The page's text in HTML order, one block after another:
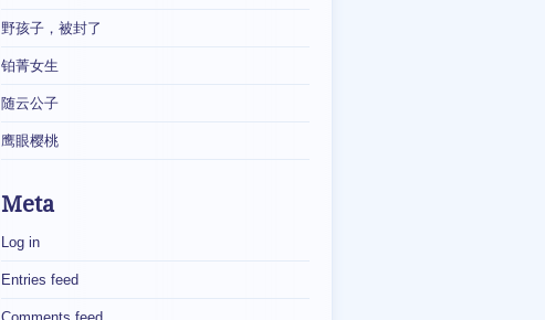
野孩子，被封了
铂菁女生
随云公子
鹰眼樱桃
Meta
Log in
Entries feed